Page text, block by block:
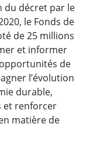
du décret par le
le Fonds de
de 25 millions
et informer
de
l’évolution
durable,
et renforcer
matière de